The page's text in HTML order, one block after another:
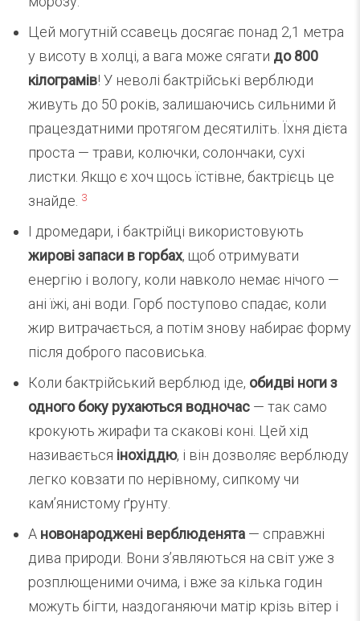
Цей могутній ссавець досягає понад 2,1 метра
у висоту в холці, а вага може сягати до 800
кілограмів! У неволі бактрійські верблюди
живуть до 50 років, залишаючись сильними й
працездатними протягом десятиліть. Їхня дієта
проста — трави, колючки, солончаки, сухі
листки. Якщо є хоч щось їстівне, бактрієць це
знайде. 3
І дромедари, і бактрійці використовують
жирові запаси в горбах, щоб отримувати
енергію і вологу, коли навколо немає нічого —
ані їжі, ані води. Горб поступово спадає, коли
жир витрачається, а потім знову набирає форму
після доброго пасовиська.
Коли бактрійський верблюд іде, обидві ноги з
одного боку рухаються водночас — так само
крокують жирафи та скакові коні. Цей хід
називається інохіддю, і він дозволяє верблюду
легко ковзати по нерівному, сипкому чи
кам’янистому ґрунту.
А новонароджені верблюденята — справжні
дива природи. Вони з’являються на світ уже з
розплющеними очима, і вже за кілька годин
можуть бігти, наздоганяючи матір крізь вітер і